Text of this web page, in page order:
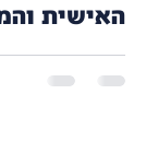
והאם ניתן